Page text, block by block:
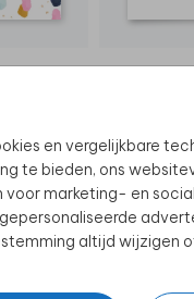
en vergelijkbare
te bieden, ons
voor marketing- en
altijd wijzigen